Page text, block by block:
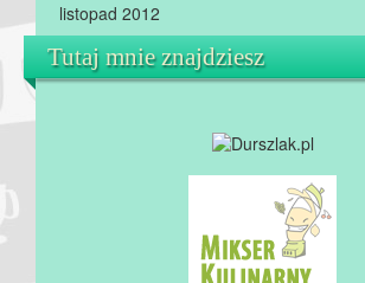
listopad 2012
Tutaj mnie znajdziesz